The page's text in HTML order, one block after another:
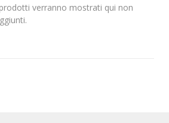
verranno mostrati qui non